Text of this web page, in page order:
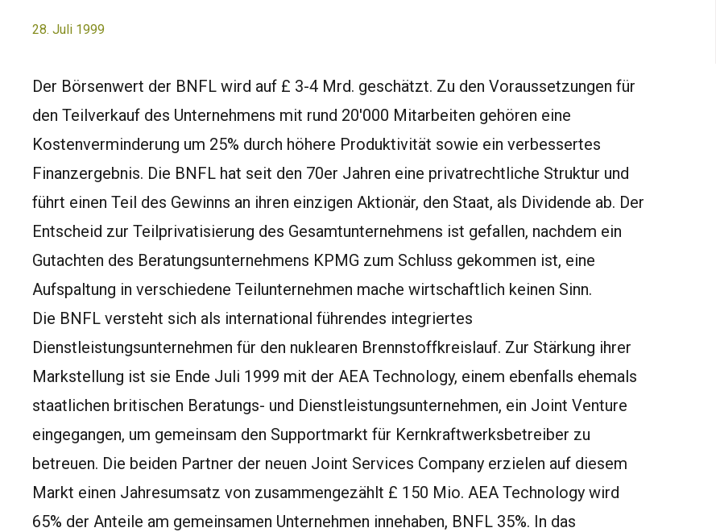
28. Juli 1999
Der Börsenwert der BNFL wird auf £ 3-4 Mrd. geschätzt. Zu den Voraussetzungen für
den Teilverkauf des Unternehmens mit rund 20'000 Mitarbeiten gehören eine
Kostenverminderung um 25% durch höhere Produktivität sowie ein verbessertes
Finanzergebnis. Die BNFL hat seit den 70er Jahren eine privatrechtliche Struktur und
führt einen Teil des Gewinns an ihren einzigen Aktionär, den Staat, als Dividende ab. Der
Entscheid zur Teilprivatisierung des Gesamtunternehmens ist gefallen, nachdem ein
Gutachten des Beratungsunternehmens KPMG zum Schluss gekommen ist, eine
Aufspaltung in verschiedene Teilunternehmen mache wirtschaftlich keinen Sinn.
Die BNFL versteht sich als international führendes integriertes
Dienstleistungsunternehmen für den nuklearen Brennstoffkreislauf. Zur Stärkung ihrer
Markstellung ist sie Ende Juli 1999 mit der AEA Technology, einem ebenfalls ehemals
staatlichen britischen Beratungs- und Dienstleistungsunternehmen, ein Joint Venture
eingegangen, um gemeinsam den Supportmarkt für Kernkraftwerksbetreiber zu
betreuen. Die beiden Partner der neuen Joint Services Company erzielen auf diesem
Markt einen Jahresumsatz von zusammengezählt £ 150 Mio. AEA Technology wird
65% der Anteile am gemeinsamen Unternehmen innehaben, BNFL 35%. In das